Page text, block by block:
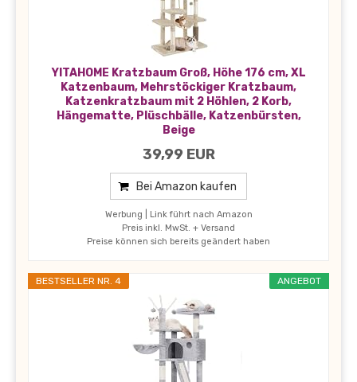
YITAHOME Kratzbaum Groß, Höhe 176 cm, XL
Katzenbaum, Mehrstöckiger Kratzbaum,
Katzenkratzbaum mit 2 Höhlen, 2 Korb,
Hängematte, Plüschbälle, Katzenbürsten,
Beige
39,99 EUR
Bei Amazon kaufen
Werbung | Link führt nach Amazon
Preis inkl. MwSt. + Versand
Preise können sich bereits geändert haben
ANGEBOT
BESTSELLER NR. 4